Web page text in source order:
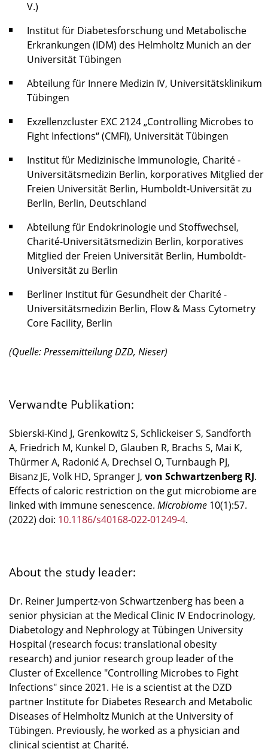
V.)
Institut für Diabetesforschung und Metabolische
Erkrankungen (IDM) des Helmholtz Munich an der
Universität Tübingen
Abteilung für Innere Medizin IV, Universitätsklinikum
Tübingen
Exzellenzcluster EXC 2124 „Controlling Microbes to
Fight Infections“ (CMFI), Universität Tübingen
Institut für Medizinische Immunologie, Charité -
Universitätsmedizin Berlin, korporatives Mitglied der
Freien Universität Berlin, Humboldt-Universität zu
Berlin, Berlin, Deutschland
Abteilung für Endokrinologie und Stoffwechsel,
Charité-Universitätsmedizin Berlin, korporatives
Mitglied der Freien Universität Berlin, Humboldt-
Universität zu Berlin
Berliner Institut für Gesundheit der Charité -
Universitätsmedizin Berlin, Flow & Mass Cytometry
Core Facility, Berlin
(Quelle: Pressemitteilung DZD, Nieser)
Verwandte Publikation:
Sbierski-Kind J, Grenkowitz S, Schlickeiser S, Sandforth
A, Friedrich M, Kunkel D, Glauben R, Brachs S, Mai K,
Thürmer A, Radonić A, Drechsel O, Turnbaugh PJ,
Bisanz JE, Volk HD, Spranger J, von Schwartzenberg RJ.
Effects of caloric restriction on the gut microbiome are
linked with immune senescence. Microbiome 10(1):57.
(2022) doi: 10.1186/s40168-022-01249-4.
About the study leader:
Dr. Reiner Jumpertz-von Schwartzenberg has been a
senior physician at the Medical Clinic IV Endocrinology,
Diabetology and Nephrology at Tübingen University
Hospital (research focus: translational obesity
research) and junior research group leader of the
Cluster of Excellence "Controlling Microbes to Fight
Infections" since 2021. He is a scientist at the DZD
partner Institute for Diabetes Research and Metabolic
Diseases of Helmholtz Munich at the University of
Tübingen. Previously, he worked as a physician and
clinical scientist at Charité.